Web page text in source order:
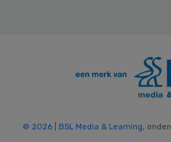
© 2026 | BSL Media & Learning ,